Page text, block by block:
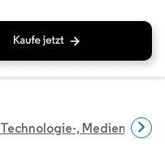
Technologie-, Medien- Und